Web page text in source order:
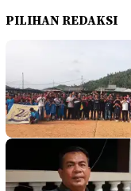
PILIHAN REDAKSI